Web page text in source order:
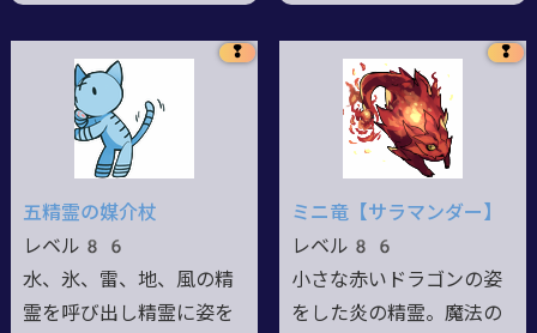
❢
五精霊の媒介杖
レベル86
水、氷、雷、地、風の精
霊を呼び出し精霊に姿を
❢
ミニ竜【サラマンダー】
レベル86
小さな赤いドラゴンの姿
をした炎の精霊。魔法の